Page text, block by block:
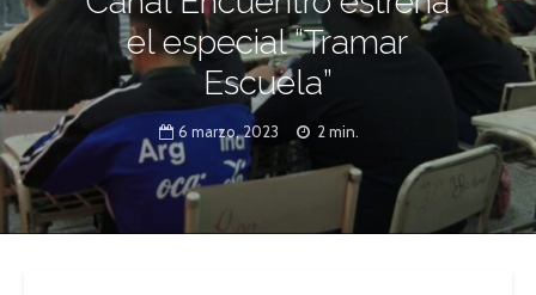
el especial “Tramar
Escuela”
6 marzo, 2023 2 min.